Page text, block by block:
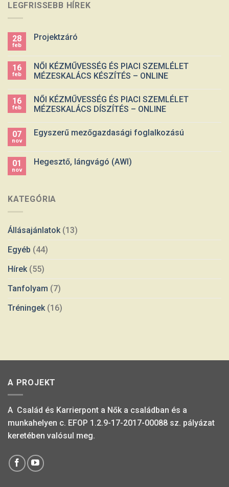
LEGFRISSEBB HÍREK
28
feb
Projektzáró
16
feb
NŐI KÉZMŰVESSÉG ÉS PIACI SZEMLÉLET
MÉZESKALÁCS KÉSZÍTÉS – ONLINE
16
feb
NŐI KÉZMŰVESSÉG ÉS PIACI SZEMLÉLET
MÉZESKALÁCS DÍSZÍTÉS – ONLINE
07
nov
Egyszerű mezőgazdasági foglalkozású
01
nov
Hegesztő, lángvágó (AWI)
KATEGÓRIA
Állásajánlatok (13)
Egyéb (44)
Hírek (55)
Tanfolyam (7)
Tréningek (16)
A PROJEKT
A Család és Karrierpont a Nők a családban és a
munkahelyen c. EFOP 1.2.9-17-2017-00088 sz. pályázat
keretében valósul meg.